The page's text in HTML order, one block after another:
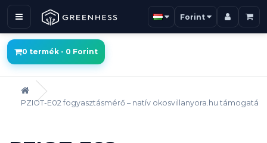
Forint
0 termék - 0 Forint
PZIOT-E02 fogyasztásmérő – natív okosvillanyora.hu